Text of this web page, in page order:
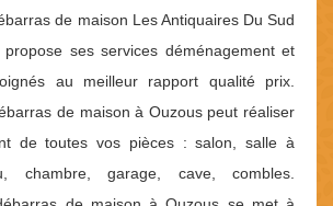
de maison Les Antiquaires Du Sud
ses services déménagement et
au meilleur rapport qualité prix.
de maison à Ouzous peut réaliser
de toutes vos pièces : salon, salle à
chambre, garage, cave, combles.